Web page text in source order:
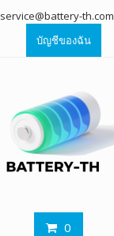
service@battery-th.com
บัญชีของฉัน
0